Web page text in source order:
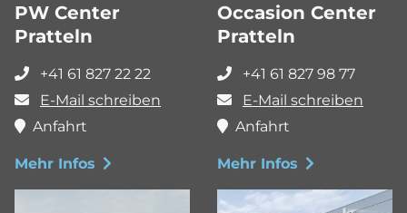
PW Center
Pratteln
+41 61 827 22 22
E-Mail schreiben
Anfahrt
Mehr Infos
Occasion Center
Pratteln
+41 61 827 98 77
E-Mail schreiben
Anfahrt
Mehr Infos